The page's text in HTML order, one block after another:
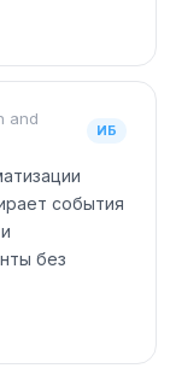
and
ИБ
события
без